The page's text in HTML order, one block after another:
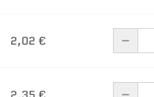
2,02 €